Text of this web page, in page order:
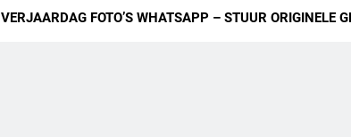
VERJAARDAG FOTO’S WHATSAPP – STUUR ORIGINELE